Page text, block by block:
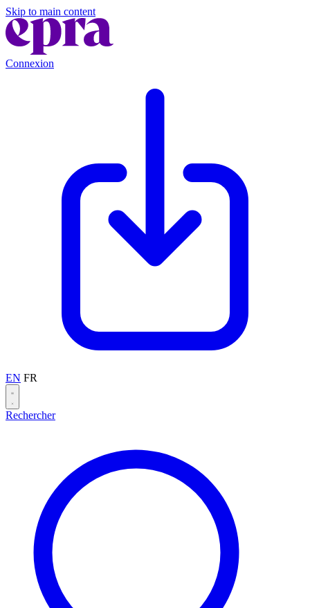
Skip to main content
Connexion
EN FR
Rechercher